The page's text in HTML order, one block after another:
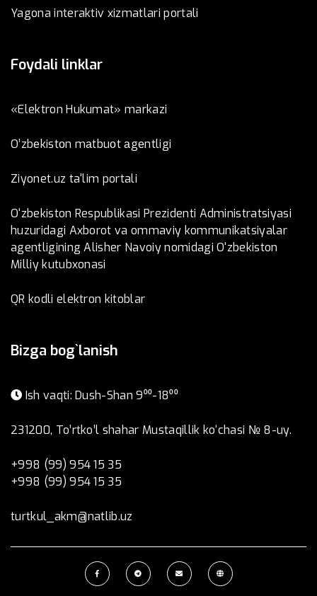
Yagona interaktiv xizmatlari portali
Foydali linklar
«Elektron Hukumat» markazi
O’zbеkistоn mаtbuоt аgеntligi
Ziyonet.uz ta'lim portali
O‘zbekiston Respublikasi Prezidenti Administratsiyasi
huzuridagi Axborot va ommaviy kommunikatsiyalar
agentligining Alisher Navoiy nomidagi O‘zbekiston
Milliy kutubxonasi
QR kodli elektron kitoblar
Bizga bog`lanish
Ish vaqti: Dush-Shan 9⁰⁰-18⁰⁰
231200, To’rtko’l shahar Mustaqillik ko‘chasi № 8-uy.
+998 (99) 954 15 35
+998 (99) 954 15 35
turtkul_akm@natlib.uz